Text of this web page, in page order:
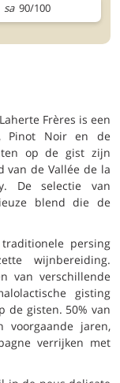
sa 90/100
Frères is een
Pinot Noir en de
op de gist zijn
van de Vallée de la
De selectie van
blend die de
persing
wijnbereiding.
van verschillende
gisting
de gisten. 50% van
jaren,
verrijken met